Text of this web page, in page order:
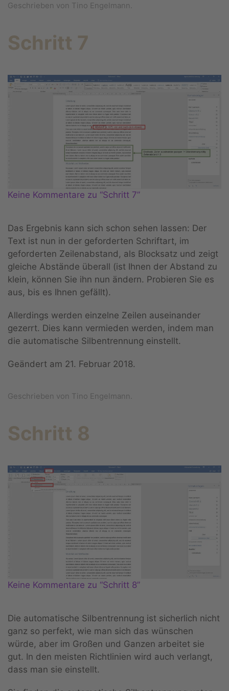
Geschrieben von Tino Engelmann.
Schritt 7
Keine Kommentare zu “Schritt 7”
Das Ergebnis kann sich schon sehen lassen: Der
Text ist nun in der geforderten Schriftart, im
geforderten Zeilenabstand, als Blocksatz und zeigt
gleiche Abstände überall (ist Ihnen der Abstand zu
klein, können Sie ihn nun ändern. Probieren Sie es
aus, bis es Ihnen gefällt).
Allerdings werden einzelne Zeilen auseinander
gezerrt. Dies kann vermieden werden, indem man
die automatische Silbentrennung einstellt.
Geändert am 21. Februar 2018.
Geschrieben von Tino Engelmann.
Schritt 8
Keine Kommentare zu “Schritt 8”
Die automatische Silbentrennung ist sicherlich nicht
ganz so perfekt, wie man sich das wünschen
würde, aber im Großen und Ganzen arbeitet sie
gut. In den meisten Richtlinien wird auch verlangt,
dass man sie einstellt.